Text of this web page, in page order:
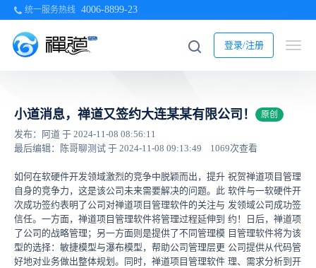
统一服务热线 4006-8899-23
登录/注册
小道消息，禅道又签约大连某某有限公司！ 原创
发布：阿道 于 2024-11-08 08:56:11
最后编辑：陈哥聊测试 于 2024-11-08 09:13:49
1069次查看
祝贺禅道项目管理
软件与一软硬件开
发领域公司成功签
约！日后，禅道项
目管理软件将为该
公司提供从代码管
理、需求分析到开
如何在软硬件开发领域激烈的竞争中脱颖而出，提升
自身的竞争力，这是该公司未来需要解决的问题。此
次成功签约表明了公司对禅道项目管理软件的关注与
信任。一方面，禅道项目管理软件将管理过程延伸到
了公司的战略管理；另一方面则是提供了不同管理模
型的选择：敏捷模型与瀑布模型，帮助公司管理层更
好地对业务做出整体规划。同时，禅道项目管理软件